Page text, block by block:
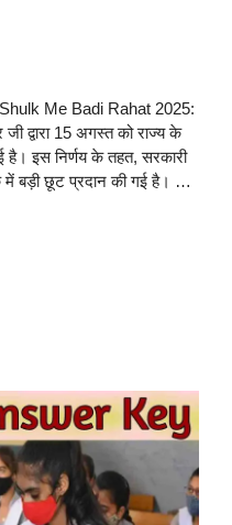
Me Badi Rahat 2025:
जी द्वारा 15 अगस्त को राज्य के
है। इस निर्णय के तहत, सरकारी
में बड़ी छूट प्रदान की गई है। …